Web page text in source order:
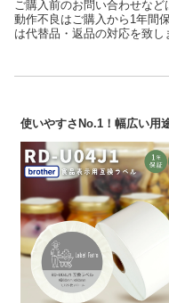
ご購入前のお問い合わせな
動作不良はご購入から1年間
は代替品・返品の対応を致し
使いやすさNo.1！幅広い用